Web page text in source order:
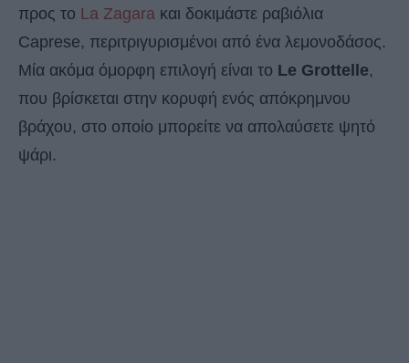
προς το La Zagara και δοκιμάστε ραβιόλια
Caprese, περιτριγυρισμένοι από ένα λεμονοδάσος.
Μία ακόμα όμορφη επιλογή είναι το Le Grottelle,
που βρίσκεται στην κορυφή ενός απόκρημνου
βράχου, στο οποίο μπορείτε να απολαύσετε ψητό
ψάρι.